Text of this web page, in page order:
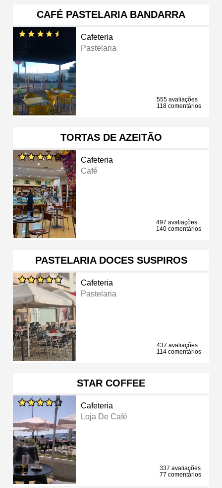
CAFÉ PASTELARIA BANDARRA
Cafeteria
Pastelaria
555 avaliações
118 comentários
TORTAS DE AZEITÃO
Cafeteria
Café
497 avaliações
140 comentários
PASTELARIA DOCES SUSPIROS
Cafeteria
Pastelaria
437 avaliações
114 comentários
STAR COFFEE
Cafeteria
Loja De Café
337 avaliações
77 comentários